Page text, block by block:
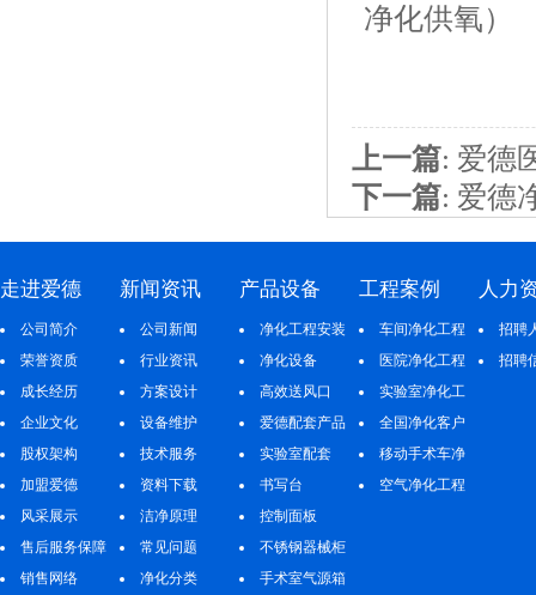
净化供氧）
上一篇: 爱德
下一篇: 爱德
走进爱德
公司简介
荣誉资质
成长经历
企业文化
股权架构
加盟爱德
风采展示
售后服务保障
销售网络
新闻资讯
公司新闻
行业资讯
方案设计
设备维护
技术服务
资料下载
洁净原理
常见问题
净化分类
产品设备
净化工程安装
净化设备
高效送风口
爱德配套产品
实验室配套
书写台
控制面板
不锈钢器械柜
手术室气源箱
工程案例
车间净化工程
医院净化工程
实验室净化工
程
全国净化客户
案例移动手术车净
化工程空气净化工程
人力
招聘
招聘